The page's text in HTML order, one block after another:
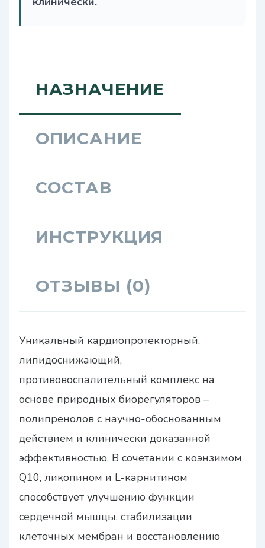
НАЗНАЧЕНИЕ
ОПИСАНИЕ
СОСТАВ
ИНСТРУКЦИЯ
ОТЗЫВЫ (0)
Уникальный кардиопротекторный,
липидоснижающий,
противовоспалительный комплекс на
основе природных биорегуляторов –
полипренолов с научно-обоснованным
действием и клинически доказанной
эффективностью. В сочетании с коэнзимом
Q10, ликопином и L-карнитином
способствует улучшению функции
сердечной мышцы, стабилизации
клеточных мембран и восстановлению